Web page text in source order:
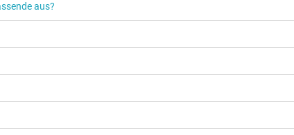
Notebook / Laptop
aus?